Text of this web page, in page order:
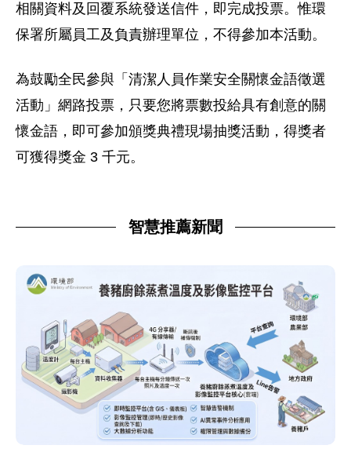
相關資料及回覆系統發送信件，即完成投票。惟環
保署所屬員工及負責辦理單位，不得參加本活動。
為鼓勵全民參與「清潔人員作業安全關懷金語徵選
活動」網路投票，只要您將票數投給具有創意的關
懷金語，即可參加頒獎典禮現場抽獎活動，得獎者
可獲得獎金 3 千元。
智慧推薦新聞